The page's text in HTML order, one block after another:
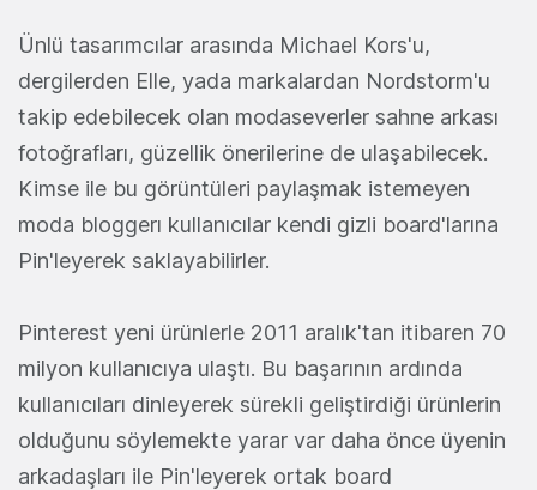
Ünlü tasarımcılar arasında Michael Kors'u,
dergilerden Elle, yada markalardan Nordstorm'u
takip edebilecek olan modaseverler sahne arkası
fotoğrafları, güzellik önerilerine de ulaşabilecek.
Kimse ile bu görüntüleri paylaşmak istemeyen
moda bloggerı kullanıcılar kendi gizli board'larına
Pin'leyerek saklayabilirler.
Pinterest yeni ürünlerle 2011 aralık'tan itibaren 70
milyon kullanıcıya ulaştı. Bu başarının ardında
kullanıcıları dinleyerek sürekli geliştirdiği ürünlerin
olduğunu söylemekte yarar var daha önce üyenin
arkadaşları ile Pin'leyerek ortak board